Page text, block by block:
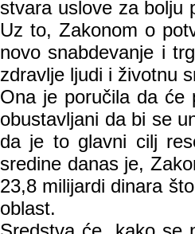
stvara uslove za bolju
Uz to, Zakonom o
novo snabdevanje i
zdravlje ljudi i životnu
Ona je poručila da će
obustavljani da bi se
da je to glavni cilj
sredine danas je,
23,8 milijardi dinara
oblast.